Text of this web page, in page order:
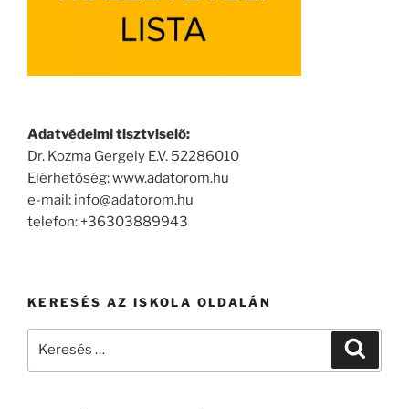
Adatvédelmi tisztviselő:
Dr. Kozma Gergely E.V. 52286010
Elérhetőség: www.adatorom.hu
e-mail: info@adatorom.hu
telefon: +36303889943
KERESÉS AZ ISKOLA OLDALÁN